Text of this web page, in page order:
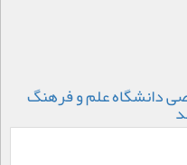
دانشگاه علم و فرهنگ